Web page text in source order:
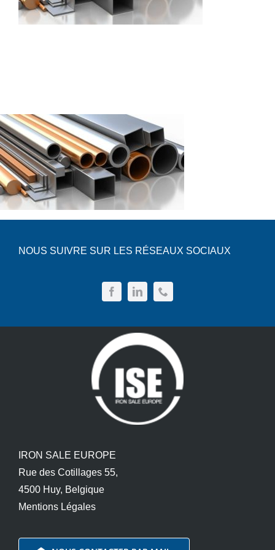
Devis
Français
Nederlands
NOUS SUIVRE SUR LES RÉSEAUX SOCIAUX
IRON SALE EUROPE
Rue des Cotillages 55,
4500 Huy, Belgique
Mentions Légales